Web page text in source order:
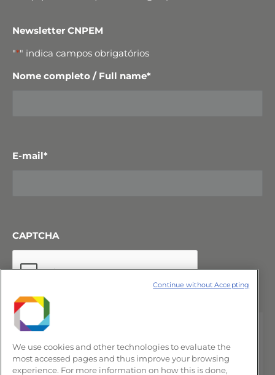
Newsletter CNPEM
"*" indica campos obrigatórios
Nome completo / Full name*
E-mail*
CAPTCHA
We use cookies and other technologies to evaluate the
most accessed pages and thus improve your browsing
experience. For more information on how this is done,
Continue without Accepting